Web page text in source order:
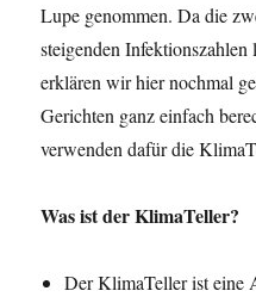
Lupe genommen. Da die
steigenden
erklären wir hier nochmal
Gerichten ganz einfach
verwenden dafür die
Was ist der KlimaTeller?
Der KlimaTeller ist eine